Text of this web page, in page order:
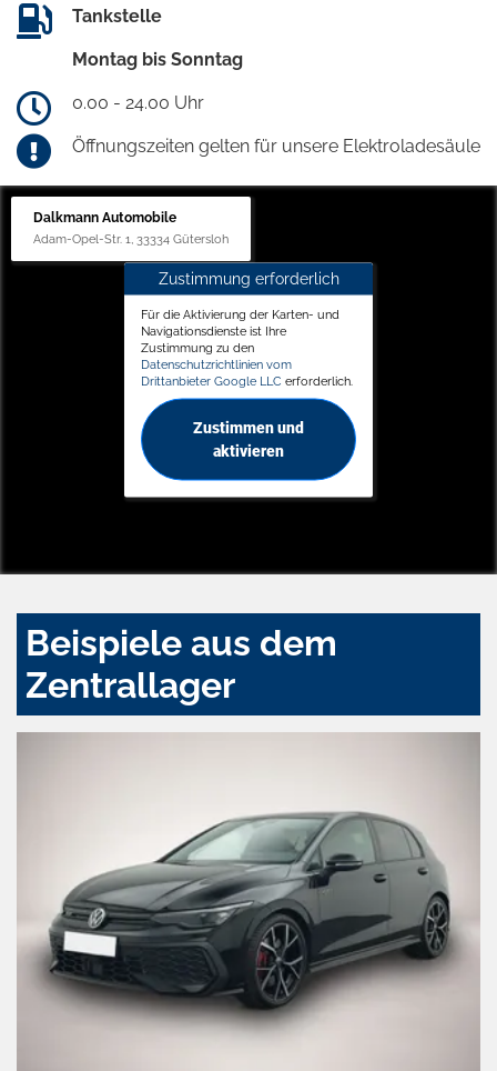
Tankstelle
Montag bis Sonntag
0.00 - 24.00 Uhr
Öffnungszeiten gelten für unsere Elektroladesäule
Dalkmann Automobile
Adam-Opel-Str. 1, 33334 Gütersloh
Zustimmung erforderlich
Für die Aktivierung der Karten- und
Navigationsdienste ist Ihre
Zustimmung zu den
Datenschutzrichtlinien vom
Drittanbieter Google LLC erforderlich.
Zustimmen und
aktivieren
Beispiele aus dem
Zentrallager